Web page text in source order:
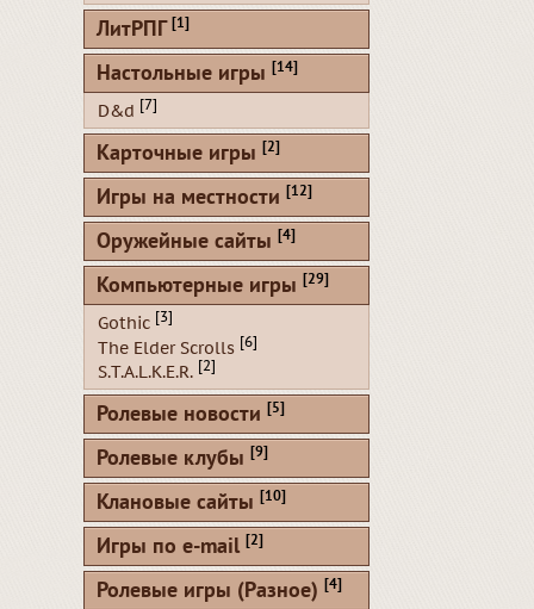
ЛитРПГ [1]
Настольные игры [14]
D&d [7]
Карточные игры [2]
Игры на местности [12]
Оружейные сайты [4]
Компьютерные игры [29]
Gothic [3]
The Elder Scrolls [6]
S.T.A.L.K.E.R. [2]
Ролевые новости [5]
Ролевые клубы [9]
Клановые сайты [10]
Игры по e-mail [2]
Ролевые игры (Разное) [4]